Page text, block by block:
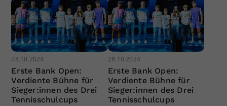
28.10.2024
Erste Bank Open:
Verdiente Bühne für
Sieger:innen des Drei
Tennisschulcups
28.10.2024
Erste Bank Open:
Verdiente Bühne für
Sieger:innen des Drei
Tennisschulcups